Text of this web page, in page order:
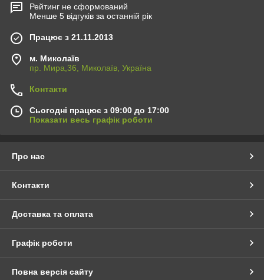
Рейтинг не сформований
Менше 5 відгуків за останній рік
Працює з 21.11.2013
м. Миколаїв
пр. Мира,36, Миколаїв, Україна
Контакти
Сьогодні працює з 09:00 до 17:00
Показати весь графік роботи
Про нас
Контакти
Доставка та оплата
Графік роботи
Повна версія сайту